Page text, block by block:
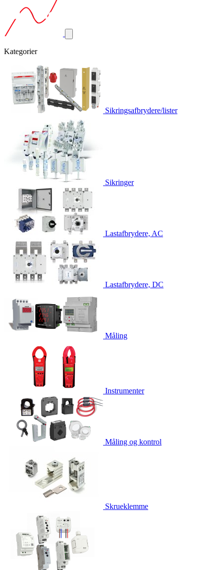
Kategorier
Sikringsafbrydere/lister
Sikringer
Lastafbrydere, AC
Lastafbrydere, DC
Måling
Instrumenter
Måling og kontrol
Skrueklemme